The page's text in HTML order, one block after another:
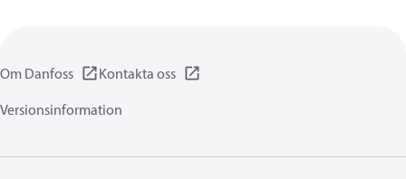
Om Danfoss
Kontakta oss
Versionsinformation